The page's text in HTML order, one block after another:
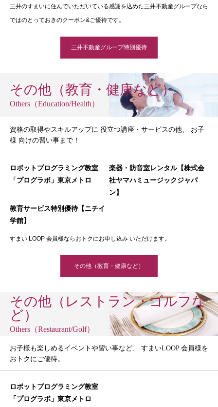
三井のすまいに住んでいただいている感謝を込めた三井不動産グループなら
ではのとっておきのクーポン&ご優待です。
三井不動産グループ特別優待
その他（教育・健康など）
Others（Education/Health）
資格の取得やスキルアップに 役立つ講座・サービスの他、 お子
様 向けの習い事まで！
ロボットプログラミング教室
「プログラボ」東京メトロ
楽器・防音室レンタル【株式会
社ヤマハミュージックジャパ
ン】
教育サービス特別優待【ニチイ
学館】
すまい LOOP 会員様ならおトクにお申し込み いただけます。
その他（教育・健康など）
その他（レストラン・ゴルフな
ど）
Others（Restaurant/Golf）
お子様も楽しめるイベントや習い事など、 すまいLOOP 会員様を
おトクにご優待。
ロボットプログラミング教室
「プログラボ」東京メトロ